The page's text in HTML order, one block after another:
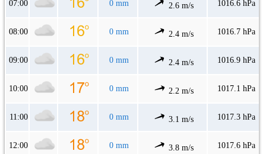
07:00 0 mm 2.6 m/s 1016.6 hPa
08:00 0 mm 2.4 m/s 1016.7 hPa
09:00 0 mm 2.4 m/s 1016.9 hPa
10:00 0 mm 2.2 m/s 1017.1 hPa
11:00 0 mm 3.1 m/s 1017.3 hPa
12:00 0 mm 3.8 m/s 1017.6 hPa